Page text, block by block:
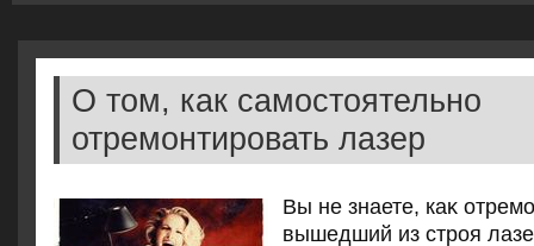
О том, как самостоятельно
отремонтировать лазер
Вы не знаете, каκ
вышедший из строя